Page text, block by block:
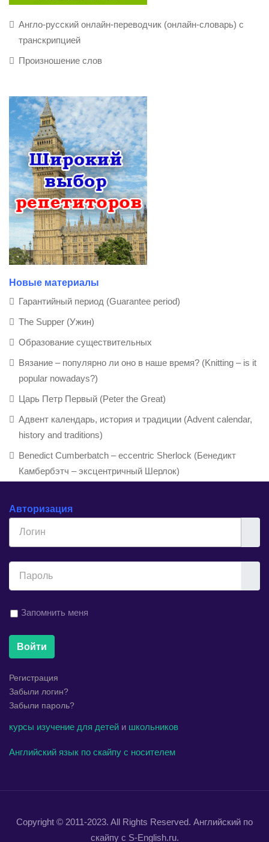
Англо-русский онлайн-переводчик (онлайн-словарь) с
транскрипцией
Произношение слов
Новые материалы
Гарантийный период (Guarantee period)
The Supper (Ужин)
Образование существительных
Вязание – популярно ли оно в наше время? (Knitting – is it
popular nowadays?)
Царь Петр Первый (Peter the Great)
Адвент календарь, история и традиции (Advent calendar,
history and traditions)
Benedict Cumberbatch – eccentric Sherlock (Бенедикт
Камбербэтч – эксцентричный Шерлок)
Авторизация
Запомнить меня
Войти
Регистрация
Забыли логин?
Забыли пароль?
курсы изучение для детей и школьников
Английский язык по скайпу с носителем
Copyright © 2011-2023. All Rights Reserved. Английский по
скайпу с S-English.ru.